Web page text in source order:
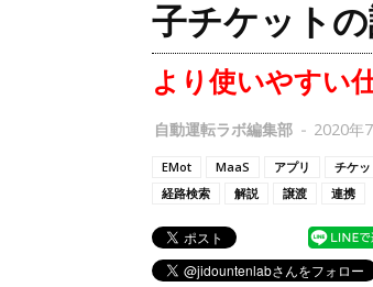
子チケット
より使いやすい
自動運転ラボ編集部 - 2020年
EMot MaaS アプリ チケッ
経路検索
解説 譲渡 連携